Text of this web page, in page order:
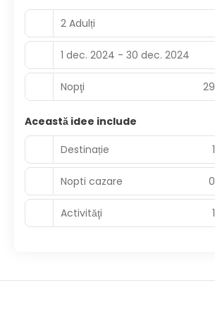
2 Adulți
1 dec. 2024 - 30 dec. 2024
Nopţi 29
Această idee include
Destinație
1
Nopti cazare 0
Activităţi 1